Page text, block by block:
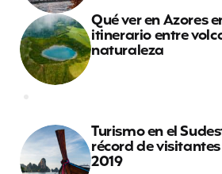
Qué ver en Azores
itinerario entre
naturaleza
Turismo en el
récord de
2019